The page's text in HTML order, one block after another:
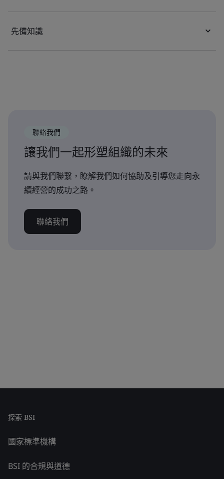
先備知識
聯絡我們
讓我們一起形塑組織的未來
請與我們聯繫，瞭解我們如何協助及引導您走向永
續經營的成功之路。
聯絡我們
探索 BSI
國家標準機構
BSI 的合規與道德